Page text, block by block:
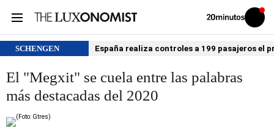
Volver
Iniciar
sesión
SCHENGEN España realiza controles a 199 pasajeros el
El "Megxit" se cuela entre las palabras
más destacadas del 2020